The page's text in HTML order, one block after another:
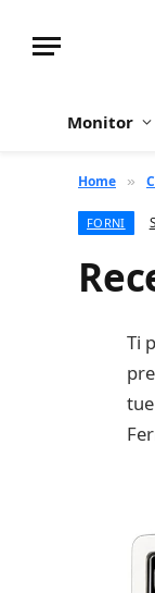
Monitor
Home »
FORNI
Ti